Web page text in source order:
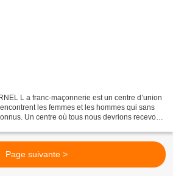
L a franc-maçonnerie est un centre d’union
les femmes et les hommes qui sans
Un centre où tous nous devrions recevoir
Page suivante >